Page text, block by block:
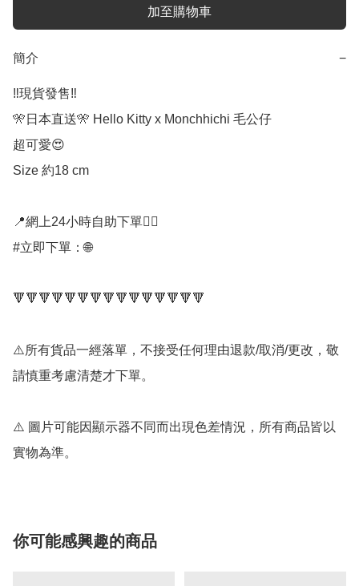
加至購物車
簡介 −
‼️現貨發售‼️
🎌日本直送🎌 Hello Kitty x Monchhichi 毛公仔
超可愛😍
Size 約18 cm
📍網上24小時自助下單👍🏻
#立即下單：🌐
🔻🔻🔻🔻🔻🔻🔻🔻🔻🔻🔻🔻🔻🔻🔻
⚠️所有貨品一經落單，不接受任何理由退款/取消/更改，敬
請慎重考慮清楚才下單。
⚠️ 圖片可能因顯示器不同而出現色差情況，所有商品皆以
實物為準。
你可能感興趣的商品